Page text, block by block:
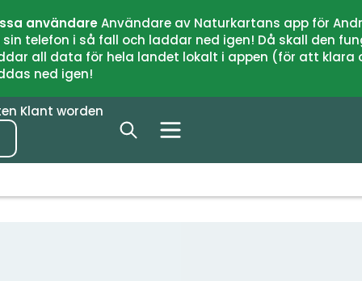
användareAnvändare av Naturkartans app för
telefon i så fall och laddar ned igen! Då skall den
all data för hela landet lokalt i appen (för att
ned igen!
Klant worden